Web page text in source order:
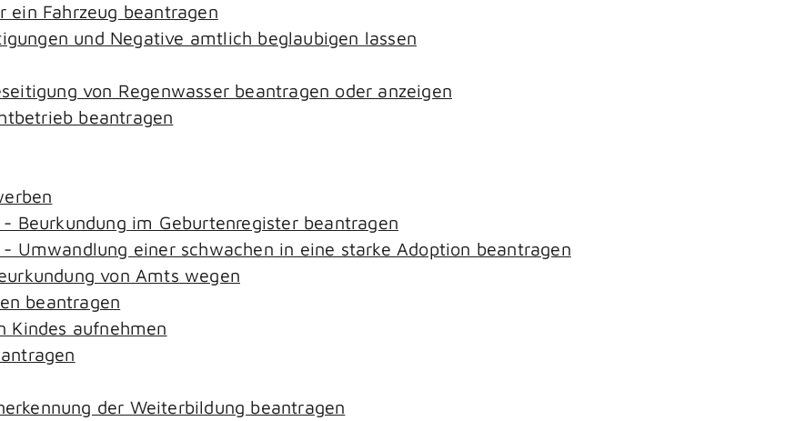
Fahrzeug beantragen
und Negative amtlich beglaubigen lassen
von Regenwasser beantragen oder anzeigen
beantragen
Beurkundung im Geburtenregister beantragen
Umwandlung einer schwachen in eine starke Adoption beantragen
von Amts wegen
beantragen
Kindes aufnehmen
der Weiterbildung beantragen